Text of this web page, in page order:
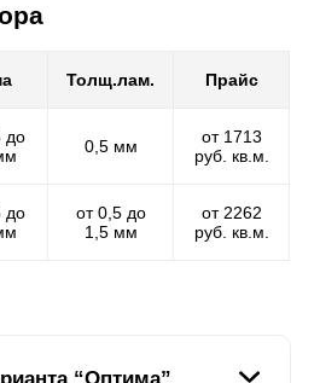
Толщ.лам. Прайс
до
0,5 мм
от 1713
руб. кв.м.
до
от 0,5 до
1,5 мм
от 2262
руб. кв.м.
“Оптима”